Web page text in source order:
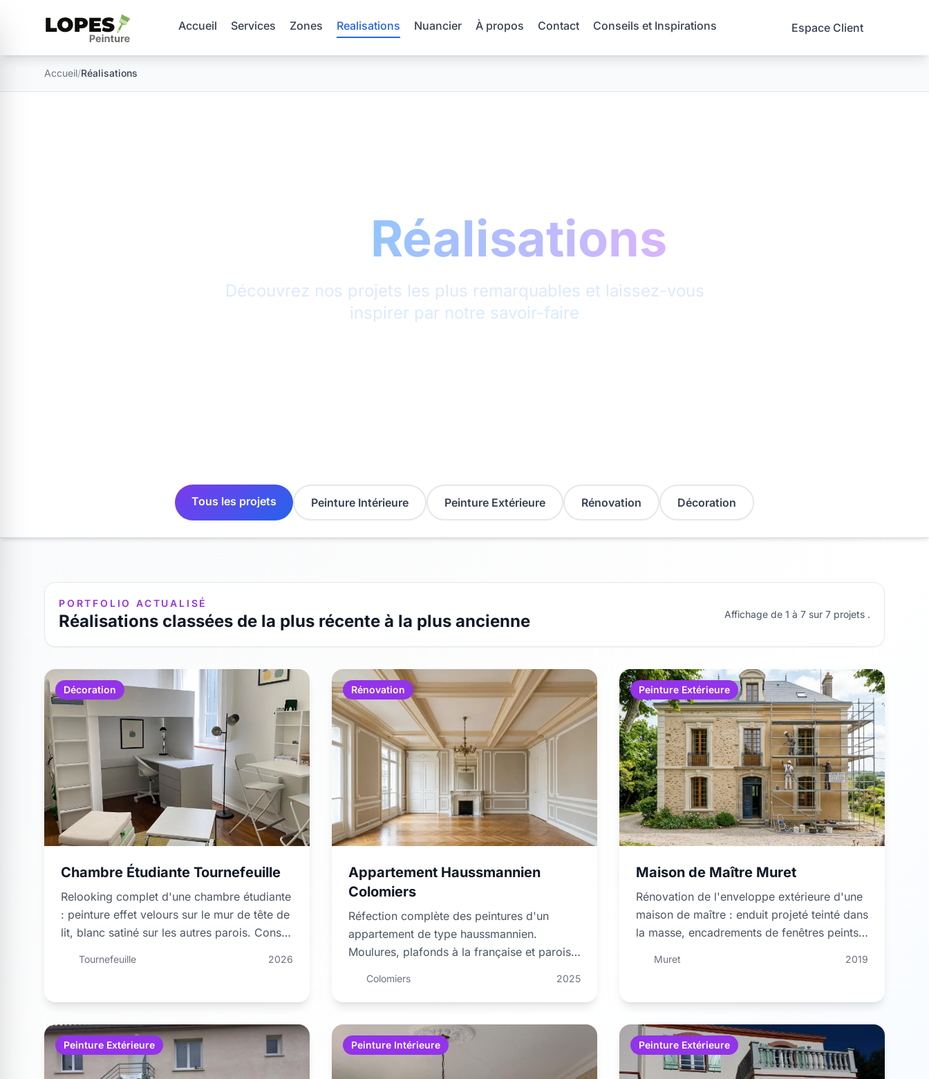
Accueil Services Zones Realisations Nuancier À propos Contact Conseils et Inspirations Espace Client
Accueil/Réalisations
Réalisations
Découvrez nos projets les plus remarquables et laissez-vous
inspirer par notre savoir-faire
Tous les projets Peinture Intérieure Peinture Extérieure Rénovation Décoration
PORTFOLIO ACTUALISÉ
Réalisations classées de la plus récente à la plus ancienne Affichage de 1 à 7 sur 7 projets .
Décoration
Chambre Étudiante Tournefeuille
Relooking complet d'une chambre étudiante
: peinture effet velours sur le mur de tête de
lit, blanc satiné sur les autres parois. Conseil
Tournefeuille 2026
Rénovation
Appartement Haussmannien
Colomiers
Réfection complète des peintures d'un
appartement de type haussmannien.
Moulures, plafonds à la française et parois
Colomiers 2025
Peinture Extérieure
Maison de Maître Muret
Rénovation de l'enveloppe extérieure d'une
maison de maître : enduit projeté teinté dans
la masse, encadrements de fenêtres peints
Muret 2019
Peinture Extérieure Peinture Intérieure Peinture Extérieure